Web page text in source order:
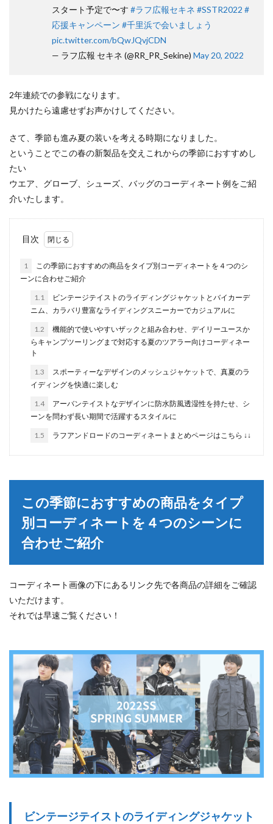
スタート予定で〜す #ラフ広報セキネ #SSTR2022 #
応援キャンペーン #千里浜で会いましょう
pic.twitter.com/bQwJQvjCDN
— ラフ広報 セキネ (@RR_PR_Sekine) May 20, 2022
2年連続での参戦になります。
見かけたら遠慮せずお声かけしてください。
さて、季節も進み夏の装いを考える時期になりました。
ということでこの春の新製品を交えこれからの季節におすすめし
たい
ウエア、グローブ、シューズ、バッグのコーディネート例をご紹
介いたします。
目次
1
この季節におすすめの商品をタイプ別コーディネートを４つのシ
ーンに合わせご紹介
1.1
ビンテージテイストのライディングジャケットとバイカーデ
ニム、カラバリ豊富なライディングスニーカーでカジュアルに
1.2
機能的で使いやすいザックと組み合わせ、デイリーユースか
らキャンプツーリングまで対応する夏のツアラー向けコーディネー
ト
1.3
スポーティーなデザインのメッシュジャケットで、真夏のラ
イディングを快適に楽しむ
1.4
アーバンテイストなデザインに防水防風透湿性を持たせ、シ
ーンを問わず長い期間で活躍するスタイルに
1.5 ラフアンドロードのコーディネートまとめページはこちら ↓↓
この季節におすすめの商品をタイプ
別コーディネートを４つのシーンに
合わせご紹介
コーディネート画像の下にあるリンク先で各商品の詳細をご確認
いただけます。
それでは早速ご覧ください！
ビンテージテイストのライディングジャケット